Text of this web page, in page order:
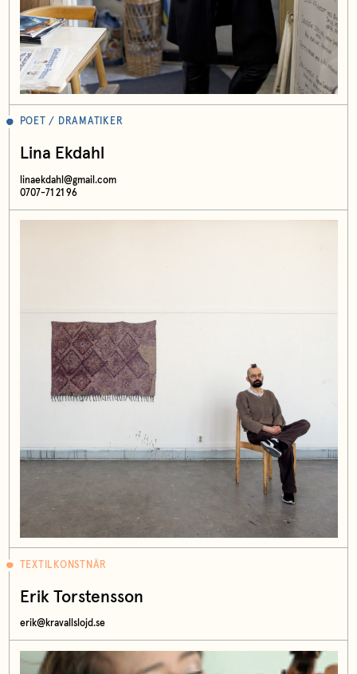
POET / DRAMATIKER
Lina Ekdahl
linaekdahl@gmail.com
0707-71 21 96
TEXTILKONSTNÄR
Erik Torstensson
erik@kravallslojd.se